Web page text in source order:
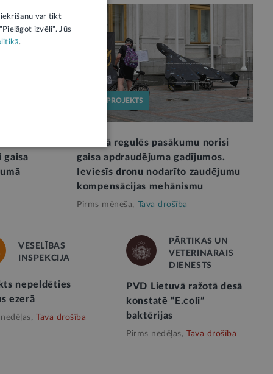
gaisa
LIKUMPROJEKTS
Likumā regulēs pasākumu norisi
gaisa apdraudējuma gadījumos.
Ieviesīs dronu nodarīto zaudējumu
kompensācijas mehānismu
Pirms mēneša, Tava drošība
VESELĪBAS
INSPEKCIJA
nepeldēties
ezerā
Tava drošība
PĀRTIKAS UN
VETERINĀRAIS
DIENESTS
PVD Lietuvā ražotā desā
konstatē “E.coli”
baktērijas
Pirms nedēļas, Tava drošība
var tikt
izvēli". Jūs
.